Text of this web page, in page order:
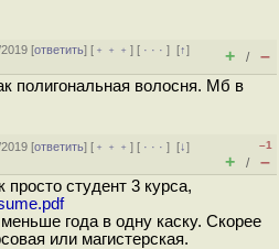
[ответить] [ ﹢﹢﹢] [ · · ·][↑]
+ / –
полигональная волосня. Мб в
[ответить] [ ﹢﹢﹢] [ · · ·][↓]
–1
+ / –
просто студент 3 курса,
года в одну каску. Скорее
или магистерская.